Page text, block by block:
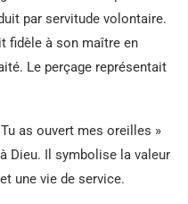
par servitude volontaire.
fidèle à son maître en
Le perçage représentait
as ouvert mes oreilles »
Dieu. Il symbolise la valeur
une vie de service.